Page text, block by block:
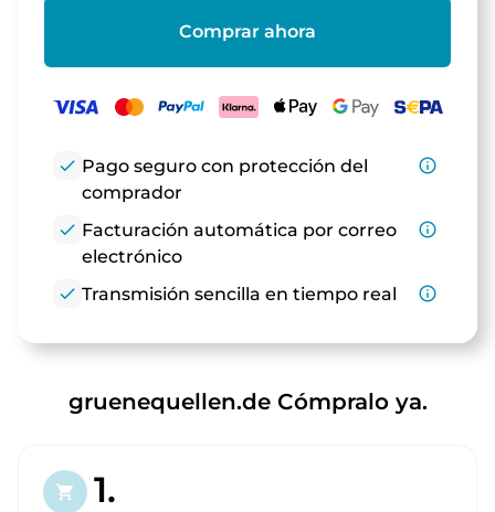
Comprar ahora
check Pago seguro con protección del
comprador
info_outline
check Facturación automática por correo
electrónico
info_outline
check Transmisión sencilla en tiempo real info_outline
gruenequellen.de Cómpralo ya.
shopping_cart 1.